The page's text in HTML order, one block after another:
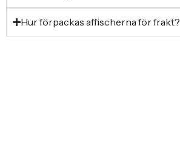
Hur förpackas affischerna för frakt?